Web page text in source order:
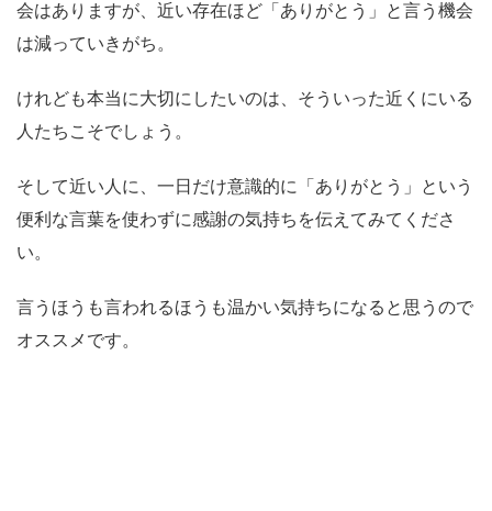
会はありますが、近い存在ほど「ありがとう」と言う機会
は減っていきがち。
けれども本当に大切にしたいのは、そういった近くにいる
人たちこそでしょう。
そして近い人に、一日だけ意識的に「ありがとう」という
便利な言葉を使わずに感謝の気持ちを伝えてみてくださ
い。
言うほうも言われるほうも温かい気持ちになると思うので
オススメです。